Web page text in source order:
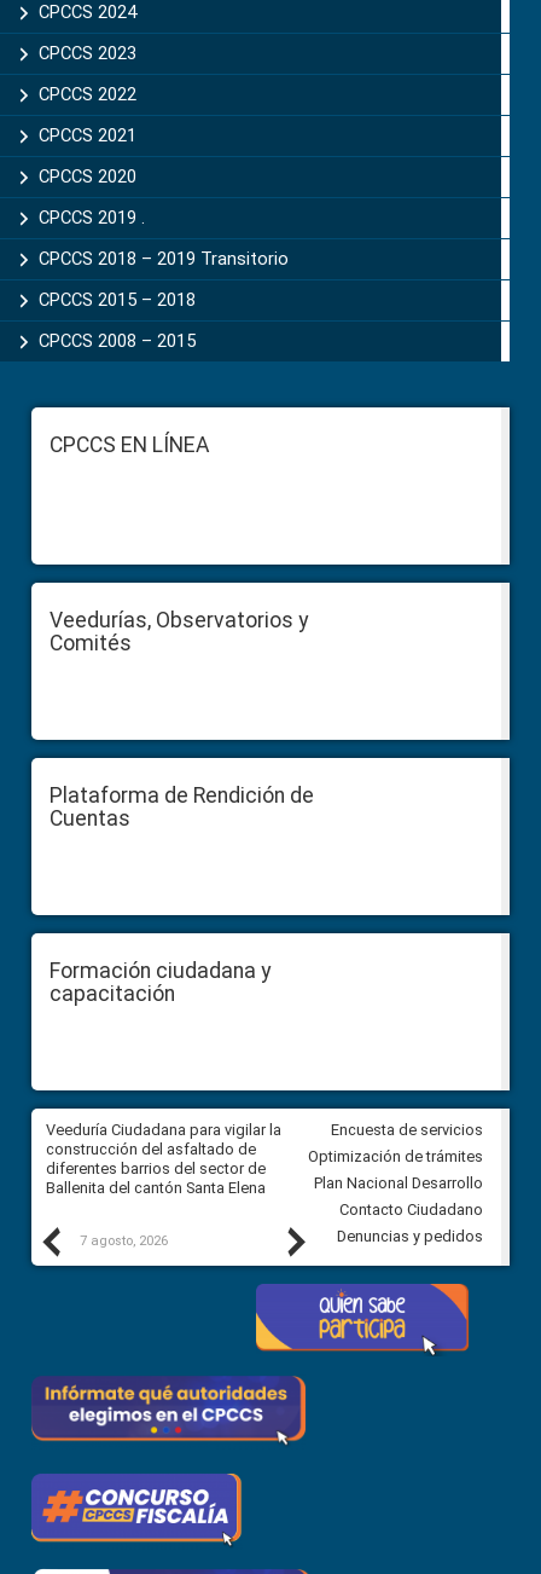
CPCCS 2024
CPCCS 2023
CPCCS 2022
CPCCS 2021
CPCCS 2020
CPCCS 2019 .
CPCCS 2018 – 2019 Transitorio
CPCCS 2015 – 2018
CPCCS 2008 – 2015
FooterCPCCS EN LÍNEA
Veedurías, Observatorios y
Comités
Plataforma de Rendición de
Cuentas
Formación ciudadana y
capacitación
Previous
Veeduría Ciudadana para vigilar la
construcción del asfaltado de
diferentes barrios del sector de
Ballenita del cantón Santa Elena
7 agosto, 2026
Veeduría Ciudadana para
Concurso Público de Méritos
selección y designación de
Jueces de la Corte Nacional
Justicia
7 agosto, 2026
Next
Encuesta de servicios
Optimización de trámites
Plan Nacional Desarrollo
Contacto Ciudadano
Denuncias y pedidos